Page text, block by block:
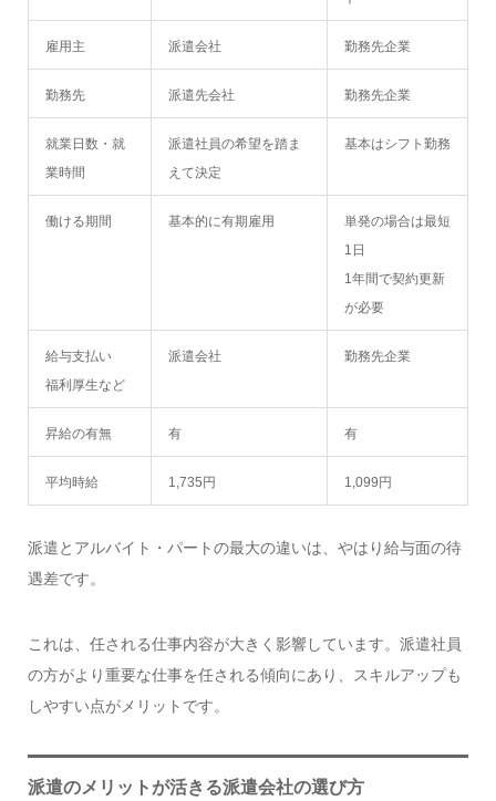
雇用主 派遣会社 勤務先企業
勤務先 派遣先会社 勤務先企業
就業日数・就
業時間
派遣社員の希望を踏ま
えて決定
基本はシフト勤務
働ける期間 基本的に有期雇用
単発の場合は最短
1日
1年間で契約更新
が必要
給与支払い
福利厚生など
派遣会社 勤務先企業
昇給の有無 有 有
平均時給 1,735円 1,099円
派遣とアルバイト・パートの最大の違いは、やはり給与面の待
遇差です。
これは、任される仕事内容が大きく影響しています。派遣社員
の方がより重要な仕事を任される傾向にあり、スキルアップも
しやすい点がメリットです。
派遣のメリットが活きる派遣会社の選び方